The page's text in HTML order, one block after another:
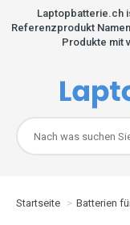
Laptopbatterie.ch
Referenzprodukt
Produkte mit
Startseite Batterien